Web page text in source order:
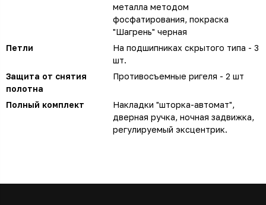
металла методом
фосфатирования, покраска
"Шагрень" черная
Петли
На подшипниках скрытого типа - 3
шт.
Защита от снятия
полотна
Противосъемные ригеля - 2 шт
Полный комплект
Накладки "шторка-автомат",
дверная ручка, ночная задвижка,
регулируемый эксцентрик.